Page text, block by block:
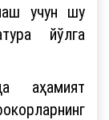
учун шу
йўлга
аҳамият